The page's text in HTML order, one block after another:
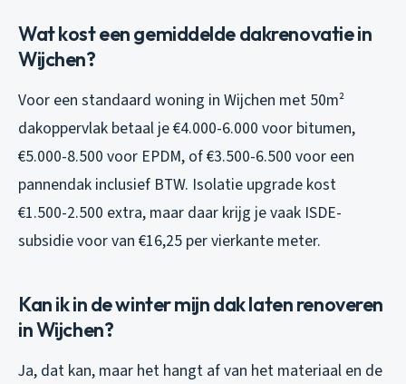
Wat kost een gemiddelde dakrenovatie in
Wijchen?
Voor een standaard woning in Wijchen met 50m²
dakoppervlak betaal je €4.000-6.000 voor bitumen,
€5.000-8.500 voor EPDM, of €3.500-6.500 voor een
pannendak inclusief BTW. Isolatie upgrade kost
€1.500-2.500 extra, maar daar krijg je vaak ISDE-
subsidie voor van €16,25 per vierkante meter.
Kan ik in de winter mijn dak laten renoveren
in Wijchen?
Ja, dat kan, maar het hangt af van het materiaal en de